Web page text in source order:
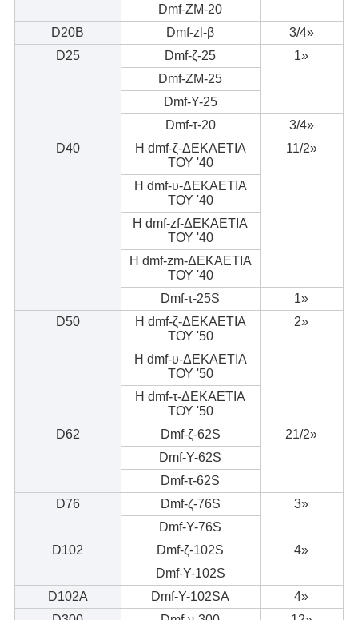
Dmf-ZM-20
D20B
Dmf-zl-β
3/4»
D25
Dmf-ζ-25
1»
Dmf-ZM-25
Dmf-Υ-25
Dmf-τ-20
3/4»
D40
Η dmf-ζ-ΔΕΚΑΕΤΙΑ
ΤΟΥ '40
11/2»
Η dmf-υ-ΔΕΚΑΕΤΙΑ
ΤΟΥ '40
Η dmf-zf-ΔΕΚΑΕΤΙΑ
ΤΟΥ '40
Η dmf-zm-ΔΕΚΑΕΤΙΑ
ΤΟΥ '40
Dmf-τ-25S
1»
D50
Η dmf-ζ-ΔΕΚΑΕΤΙΑ
ΤΟΥ '50
2»
Η dmf-υ-ΔΕΚΑΕΤΙΑ
ΤΟΥ '50
Η dmf-τ-ΔΕΚΑΕΤΙΑ
ΤΟΥ '50
D62
Dmf-ζ-62S
21/2»
Dmf-Υ-62S
Dmf-τ-62S
D76
Dmf-ζ-76S
3»
Dmf-Υ-76S
D102
Dmf-ζ-102S
4»
Dmf-Υ-102S
D102A
Dmf-Υ-102SA
4»